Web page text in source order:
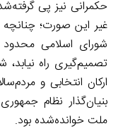
حکمرانی نیز پی
غیر این صورت؛
شورای اسلامی محدود
تصمیم‌گیری راه نیابد،
ارکان انتخابی و
بنیان‌گذار نظام
ملت خوانده‌شده بود.